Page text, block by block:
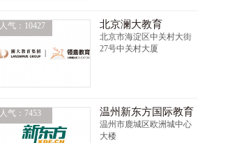
人气：10427 北京澜大教育
北京市海淀区中关村大街
27号中关村大厦
人气：7453 温州新东方国际教育
温州市鹿城区欧洲城中心
大楼